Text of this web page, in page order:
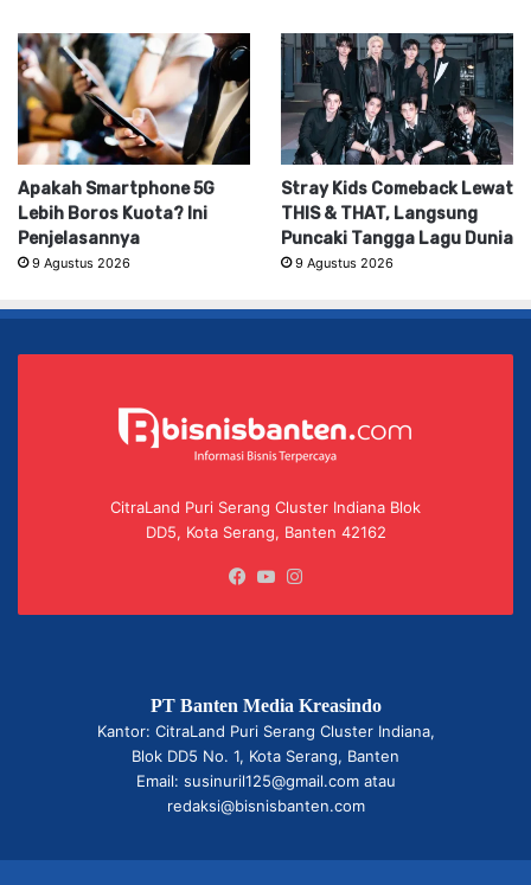
Apakah Smartphone 5G
Lebih Boros Kuota? Ini
Penjelasannya
9 Agustus 2026
Stray Kids Comeback Lewat
THIS & THAT, Langsung
Puncaki Tangga Lagu Dunia
9 Agustus 2026
CitraLand Puri Serang Cluster Indiana Blok
DD5, Kota Serang, Banten 42162
Facebook
YouTube
PT Banten Media Kreasindo
Kantor: CitraLand Puri Serang Cluster Indiana,
Blok DD5 No. 1, Kota Serang, Banten
Email: susinuril125@gmail.com atau
redaksi@bisnisbanten.com